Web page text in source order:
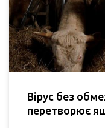
Вірус без
перетворює